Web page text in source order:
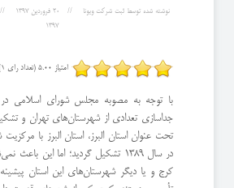
نوشته شده توسط ثبت شرکت ویونا 20 فروردين 1397
1397
امتیاز 5.00 (تعداد رای 1)
جداسازی تعدادی از شهرستان‌های تهران و
تحت عنوان استان البرز، استان البرز با
در سال 1389 تشکیل گردید؛ اما این
کرج و یا دیگر شهرستان‌های این استان پیشینه